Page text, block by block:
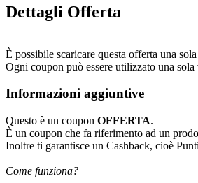
Dettagli Offerta
È possibile scaricare questa offerta una
Ogni coupon può essere utilizzato una sola
Informazioni aggiuntive
Questo è un coupon OFFERTA.
È un coupon che fa riferimento ad un
Inoltre ti garantisce un Cashback, cioè
Come funziona?